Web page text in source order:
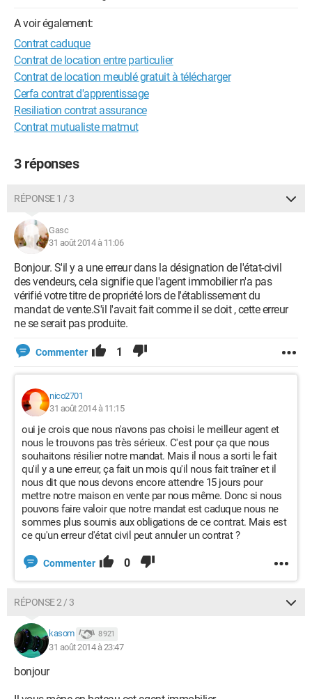
A voir également:
Contrat caduque
Contrat de location entre particulier
Contrat de location meublé gratuit à télécharger
Cerfa contrat d'apprentissage
Resiliation contrat assurance
Contrat mutualiste matmut
3 réponses
RÉPONSE 1 / 3
Gasc
31 août 2014 à 11:06
Bonjour. S'il y a une erreur dans la désignation de l'état-civil
des vendeurs, cela signifie que l'agent immobilier n'a pas
vérifié votre titre de propriété lors de l'établissement du
mandat de vente.S'il l'avait fait comme il se doit , cette erreur
ne se serait pas produite.
Commenter 1
nico2701
31 août 2014 à 11:15
oui je crois que nous n'avons pas choisi le meilleur agent et
nous le trouvons pas très sérieux. C'est pour ça que nous
souhaitons résilier notre mandat. Mais il nous a sorti le fait
qu'il y a une erreur, ça fait un mois qu'il nous fait traîner et il
nous dit que nous devons encore attendre 15 jours pour
mettre notre maison en vente par nous même. Donc si nous
pouvons faire valoir que notre mandat est caduque nous ne
sommes plus soumis aux obligations de ce contrat. Mais est
ce qu'un erreur d'état civil peut annuler un contrat ?
Commenter 0
RÉPONSE 2 / 3
kasom 8 921
31 août 2014 à 23:47
bonjour